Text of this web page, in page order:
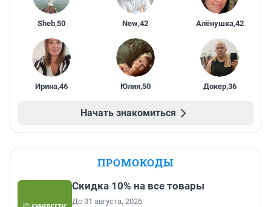
Sheb,50 New,42 Алёнушка,42
Ирина,46 Юлия,50 Докер,36
Начать знакомиться
ПРОМОКОДЫ
Скидка 10% на все товары
До 31 августа, 2026